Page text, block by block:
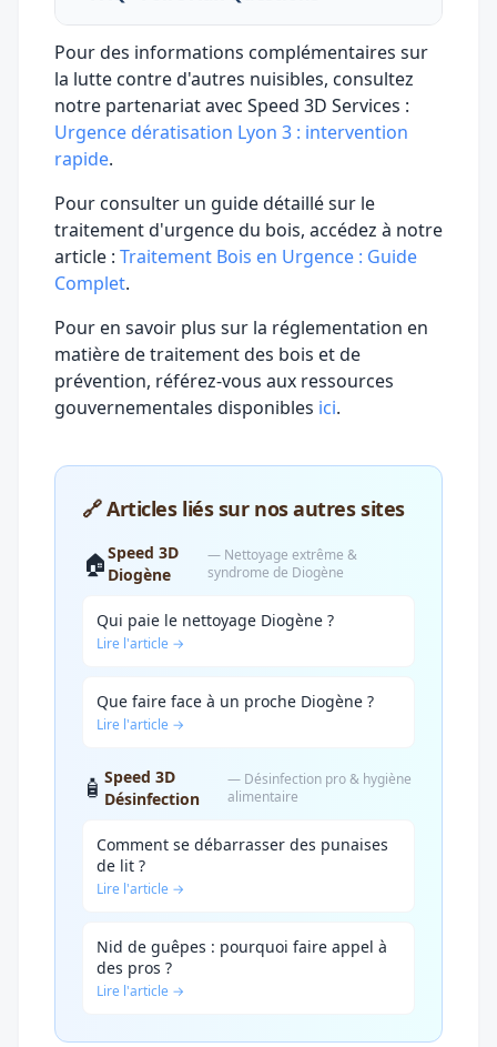
Pour des informations complémentaires sur
la lutte contre d'autres nuisibles, consultez
notre partenariat avec Speed 3D Services :
Urgence dératisation Lyon 3 : intervention
rapide.
Pour consulter un guide détaillé sur le
traitement d'urgence du bois, accédez à notre
article : Traitement Bois en Urgence : Guide
Complet.
Pour en savoir plus sur la réglementation en
matière de traitement des bois et de
prévention, référez-vous aux ressources
gouvernementales disponibles ici.
🔗 Articles liés sur nos autres sites
🏠Speed 3D
Diogène
— Nettoyage extrême &
syndrome de Diogène
Qui paie le nettoyage Diogène ?
Lire l'article →
Que faire face à un proche Diogène ?
Lire l'article →
🧴 Speed 3D
Désinfection
— Désinfection pro & hygiène
alimentaire
Comment se débarrasser des punaises
de lit ?
Lire l'article →
Nid de guêpes : pourquoi faire appel à
des pros ?
Lire l'article →